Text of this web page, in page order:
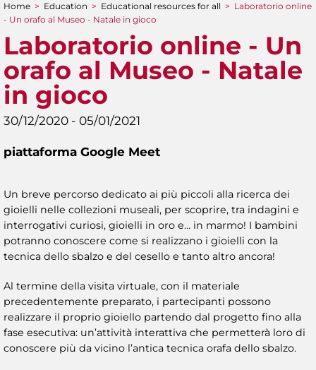
You are here
Home > Education > Educational resources for all > Laboratorio online
- Un orafo al Museo - Natale in gioco
Laboratorio online - Un
orafo al Museo - Natale
in gioco
30/12/2020 - 05/01/2021
piattaforma Google Meet
Un breve percorso dedicato ai più piccoli alla ricerca dei
gioielli nelle collezioni museali, per scoprire, tra indagini e
interrogativi curiosi, gioielli in oro e… in marmo! I bambini
potranno conoscere come si realizzano i gioielli con la
tecnica dello sbalzo e del cesello e tanto altro ancora!
Al termine della visita virtuale, con il materiale
precedentemente preparato, i partecipanti possono
realizzare il proprio gioiello partendo dal progetto fino alla
fase esecutiva: un’attività interattiva che permetterà loro di
conoscere più da vicino l’antica tecnica orafa dello sbalzo.